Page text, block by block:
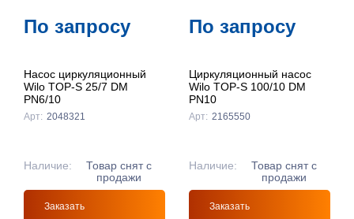
По запросу
Насос циркуляционный
Wilo TOP-S 25/7 DM
PN6/10
Арт: 2048321
Наличие:
Товар снят с
продажи
Заказать
По запросу
Циркуляционный насос
Wilo TOP-S 100/10 DM
PN10
Арт: 2165550
Наличие:
Товар снят с
продажи
Заказать